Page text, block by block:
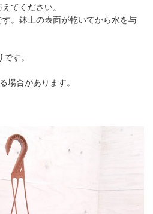
てください。
。鉢土の表面が乾いてから水を与
す。
場合があります。